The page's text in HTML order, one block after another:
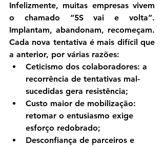
Infelizmente, muitas empresas vivem
o chamado “5S vai e volta”.
Implantam, abandonam, recomeçam.
Cada nova tentativa é mais difícil que
a anterior, por várias razões:
Ceticismo dos colaboradores: a
recorrência de tentativas mal-
sucedidas gera resistência;
Custo maior de mobilização:
retomar o entusiasmo exige
esforço redobrado;
Desconfiança de parceiros e